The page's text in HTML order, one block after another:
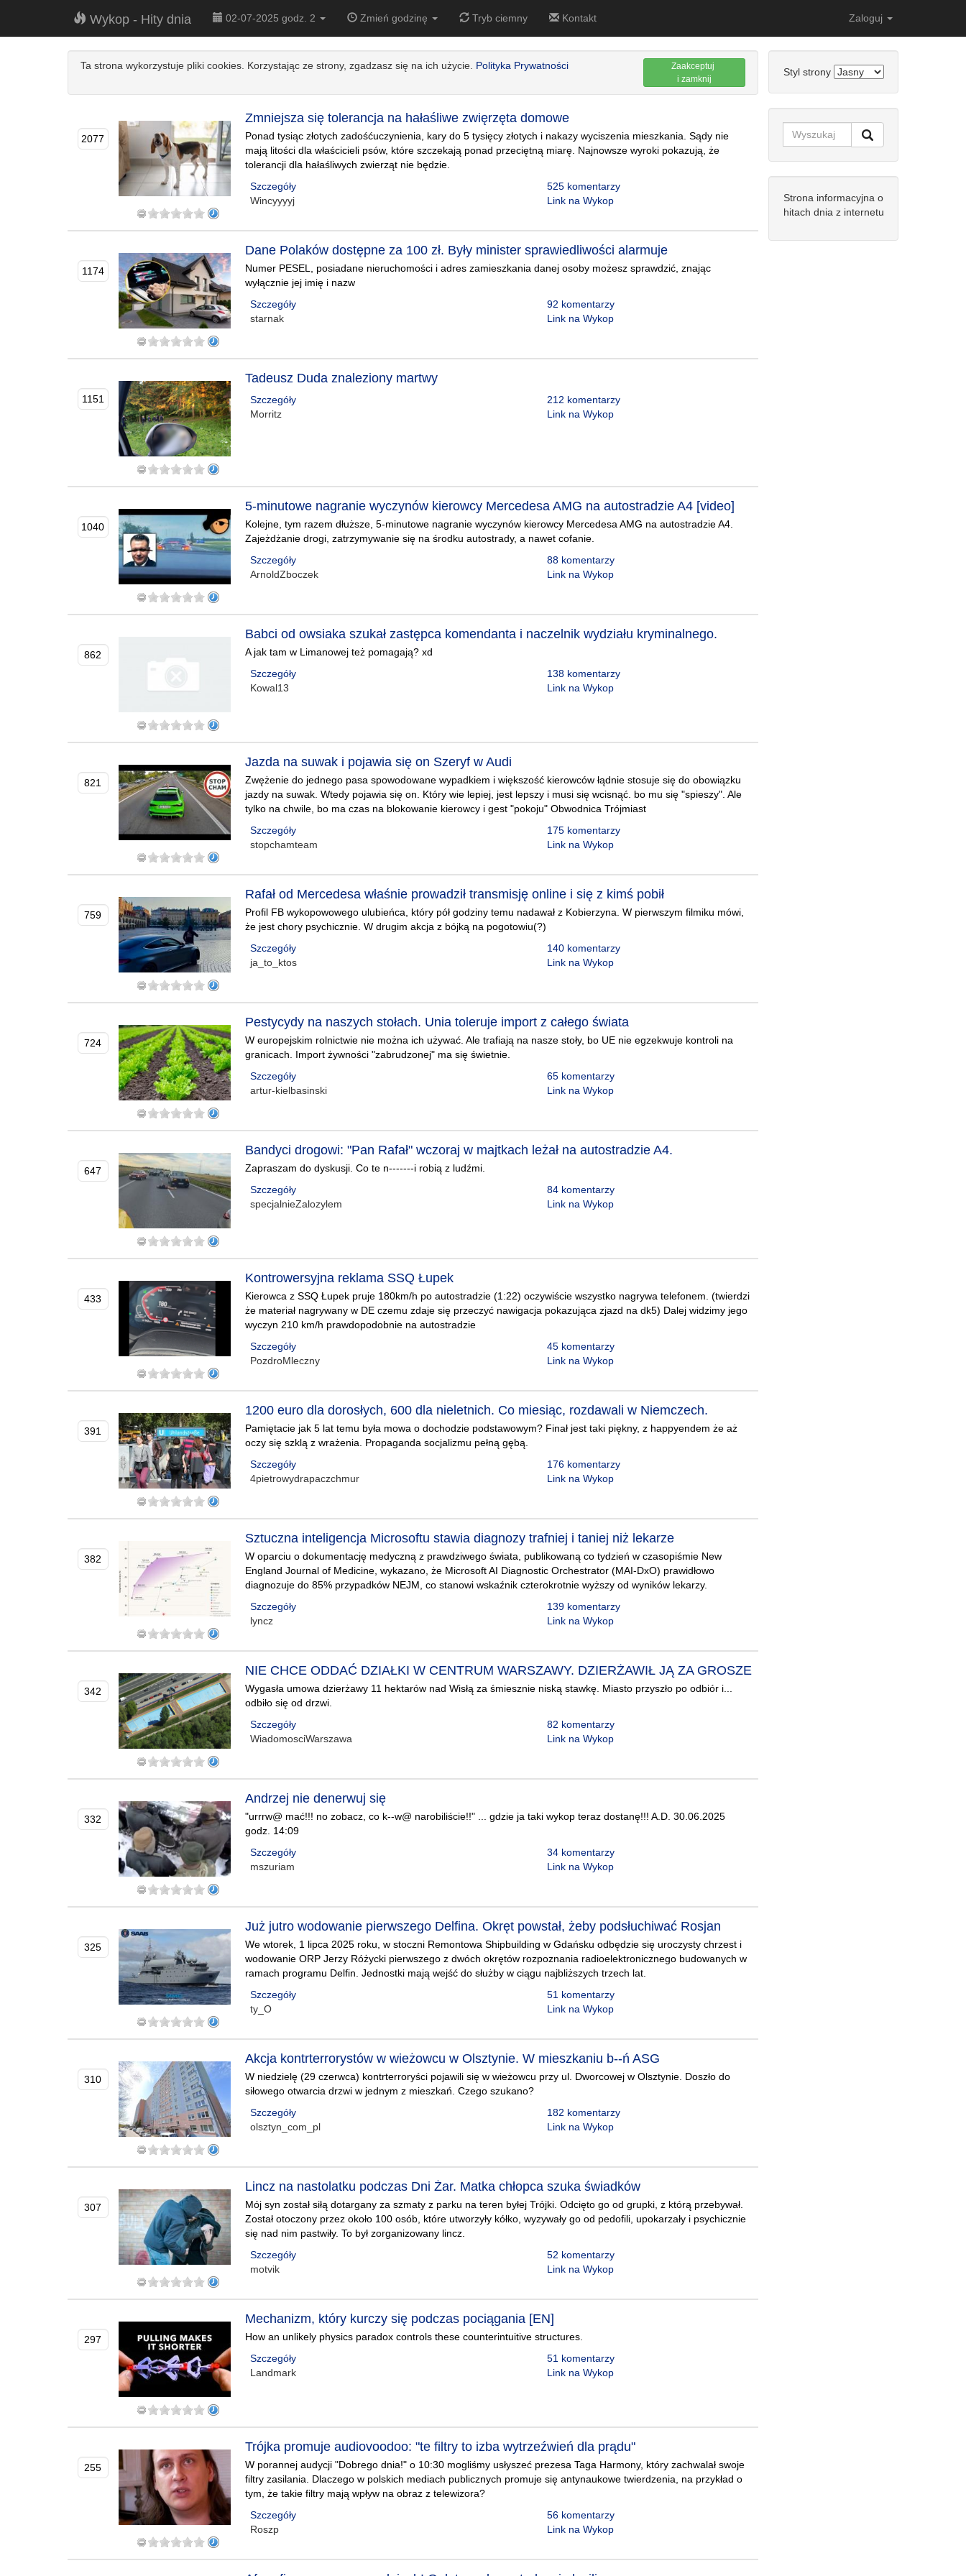
Wykop - Hity dnia 02-07-2025 godz. 2 Zmień godzinę Tryb ciemny Kontakt Zaloguj
Ta strona wykorzystuje pliki cookies. Korzystając ze strony, zgadzasz się na ich użycie. Polityka Prywatności
Zaakceptuj
i zamknij
2077
Zmniejsza się tolerancja na hałaśliwe zwięrzęta domowe
Ponad tysiąc złotych zadośćuczynienia, kary do 5 tysięcy złotych i nakazy wyciszenia mieszkania. Sądy nie
mają litości dla właścicieli psów, które szczekają ponad przeciętną miarę. Najnowsze wyroki pokazują, że
tolerancji dla hałaśliwych zwierząt nie będzie.
Szczegóły
Wincyyyyj
525 komentarzy
Link na Wykop
1174
Dane Polaków dostępne za 100 zł. Były minister sprawiedliwości alarmuje
Numer PESEL, posiadane nieruchomości i adres zamieszkania danej osoby możesz sprawdzić, znając
wyłącznie jej imię i nazw
Szczegóły
starnak
92 komentarzy
Link na Wykop
1151
Tadeusz Duda znaleziony martwy
Szczegóły
Morritz
212 komentarzy
Link na Wykop
1040
5-minutowe nagranie wyczynów kierowcy Mercedesa AMG na autostradzie A4 [video]
Kolejne, tym razem dłuższe, 5-minutowe nagranie wyczynów kierowcy Mercedesa AMG na autostradzie A4.
Zajeżdżanie drogi, zatrzymywanie się na środku autostrady, a nawet cofanie.
Szczegóły
ArnoldZboczek
88 komentarzy
Link na Wykop
862
Babci od owsiaka szukał zastępca komendanta i naczelnik wydziału kryminalnego.
A jak tam w Limanowej też pomagają? xd
Szczegóły
Kowal13
138 komentarzy
Link na Wykop
821
Jazda na suwak i pojawia się on Szeryf w Audi
Zwężenie do jednego pasa spowodowane wypadkiem i większość kierowców łądnie stosuje się do obowiązku
jazdy na suwak. Wtedy pojawia się on. Który wie lepiej, jest lepszy i musi się wcisnąć. bo mu się "spieszy". Ale
tylko na chwile, bo ma czas na blokowanie kierowcy i gest "pokoju" Obwodnica Trójmiast
Szczegóły
stopchamteam
175 komentarzy
Link na Wykop
759
Rafał od Mercedesa właśnie prowadził transmisję online i się z kimś pobił
Profil FB wykopowowego ulubieńca, który pół godziny temu nadawał z Kobierzyna. W pierwszym filmiku mówi,
że jest chory psychicznie. W drugim akcja z bójką na pogotowiu(?)
Szczegóły
ja_to_ktos
140 komentarzy
Link na Wykop
724
Pestycydy na naszych stołach. Unia toleruje import z całego świata
W europejskim rolnictwie nie można ich używać. Ale trafiają na nasze stoły, bo UE nie egzekwuje kontroli na
granicach. Import żywności "zabrudzonej" ma się świetnie.
Szczegóły
artur-kielbasinski
65 komentarzy
Link na Wykop
647
Bandyci drogowi: "Pan Rafał" wczoraj w majtkach leżał na autostradzie A4.
Zapraszam do dyskusji. Co te n-------i robią z ludźmi.
Szczegóły
specjalnieZalozylem
84 komentarzy
Link na Wykop
433
Kontrowersyjna reklama SSQ Łupek
Kierowca z SSQ Łupek pruje 180km/h po autostradzie (1:22) oczywiście wszystko nagrywa telefonem. (twierdzi
że materiał nagrywany w DE czemu zdaje się przeczyć nawigacja pokazująca zjazd na dk5) Dalej widzimy jego
wyczyn 210 km/h prawdopodobnie na autostradzie
Szczegóły
PozdroMleczny
45 komentarzy
Link na Wykop
391
1200 euro dla dorosłych, 600 dla nieletnich. Co miesiąc, rozdawali w Niemczech.
Pamiętacie jak 5 lat temu była mowa o dochodzie podstawowym? Finał jest taki piękny, z happyendem że aż
oczy się szklą z wrażenia. Propaganda socjalizmu pełną gębą.
Szczegóły
4pietrowydrapaczchmur
176 komentarzy
Link na Wykop
382
Sztuczna inteligencja Microsoftu stawia diagnozy trafniej i taniej niż lekarze
W oparciu o dokumentację medyczną z prawdziwego świata, publikowaną co tydzień w czasopiśmie New
England Journal of Medicine, wykazano, że Microsoft AI Diagnostic Orchestrator (MAI-DxO) prawidłowo
diagnozuje do 85% przypadków NEJM, co stanowi wskaźnik czterokrotnie wyższy od wyników lekarzy.
Szczegóły
lyncz
139 komentarzy
Link na Wykop
342
NIE CHCE ODDAĆ DZIAŁKI W CENTRUM WARSZAWY. DZIERŻAWIŁ JĄ ZA GROSZE
Wygasła umowa dzierżawy 11 hektarów nad Wisłą za śmiesznie niską stawkę. Miasto przyszło po odbiór i...
odbiło się od drzwi.
Szczegóły
WiadomosciWarszawa
82 komentarzy
Link na Wykop
332
Andrzej nie denerwuj się
"urrrw@ mać!!! no zobacz, co k--w@ narobiliście!!" ... gdzie ja taki wykop teraz dostanę!!! A.D. 30.06.2025
godz. 14:09
Szczegóły
mszuriam
34 komentarzy
Link na Wykop
325
Już jutro wodowanie pierwszego Delfina. Okręt powstał, żeby podsłuchiwać Rosjan
We wtorek, 1 lipca 2025 roku, w stoczni Remontowa Shipbuilding w Gdańsku odbędzie się uroczysty chrzest i
wodowanie ORP Jerzy Różycki pierwszego z dwóch okrętów rozpoznania radioelektronicznego budowanych w
ramach programu Delfin. Jednostki mają wejść do służby w ciągu najbliższych trzech lat.
Szczegóły
ty_O
51 komentarzy
Link na Wykop
310
Akcja kontrterrorystów w wieżowcu w Olsztynie. W mieszkaniu b--ń ASG
W niedzielę (29 czerwca) kontrterroryści pojawili się w wieżowcu przy ul. Dworcowej w Olsztynie. Doszło do
siłowego otwarcia drzwi w jednym z mieszkań. Czego szukano?
Szczegóły
olsztyn_com_pl
182 komentarzy
Link na Wykop
307
Lincz na nastolatku podczas Dni Żar. Matka chłopca szuka świadków
Mój syn został siłą dotargany za szmaty z parku na teren byłej Trójki. Odcięto go od grupki, z którą przebywał.
Został otoczony przez około 100 osób, które utworzyły kółko, wyzywały go od pedofili, upokarzały i psychicznie
się nad nim pastwiły. To był zorganizowany lincz.
Szczegóły
motvik
52 komentarzy
Link na Wykop
297
Mechanizm, który kurczy się podczas pociągania [EN]
How an unlikely physics paradox controls these counterintuitive structures.
Szczegóły
Landmark
51 komentarzy
Link na Wykop
255
Trójka promuje audiovoodoo: "te filtry to izba wytrzeźwień dla prądu"
W porannej audycji "Dobrego dnia!" o 10:30 mogliśmy usłyszeć prezesa Taga Harmony, który zachwalał swoje
filtry zasilania. Dlaczego w polskich mediach publicznych promuje się antynaukowe twierdzenia, na przykład o
tym, że takie filtry mają wpływ na obraz z telewizora?
Szczegóły
Roszp
56 komentarzy
Link na Wykop
Styl strony
Strona informacyjna o
hitach dnia z internetu